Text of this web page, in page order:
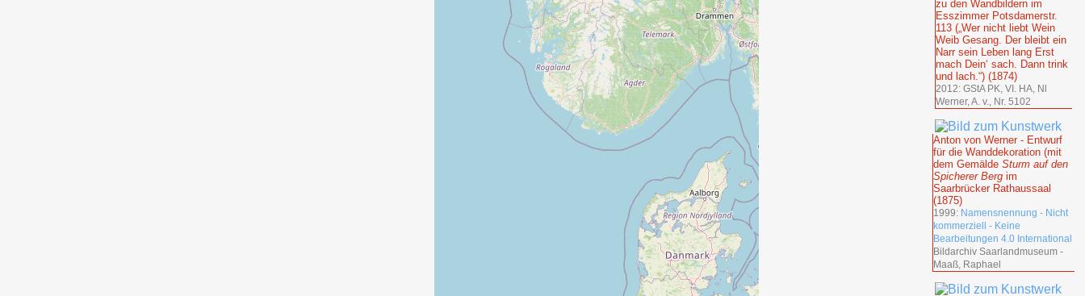
zu den Wandbildern im
Esszimmer Potsdamerstr.
113 („Wer nicht liebt Wein
Weib Gesang. Der bleibt ein
Narr sein Leben lang Erst
mach Dein‘ sach. Dann trink
und lach.“) (1874)
2012: GStA PK, VI. HA, Nl
Werner, A. v., Nr. 5102
Anton von Werner - Entwurf
für die Wanddekoration (mit
dem GemäldeSturm auf den
Spicherer Berg im
Saarbrücker Rathaussaal
(1875)
1999: Namensnennung - Nicht
kommerziell - Keine
Bearbeitungen 4.0 International
Bildarchiv Saarlandmuseum -
Maaß, Raphael